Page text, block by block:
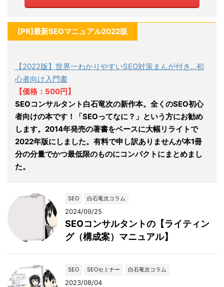
[PR]最新SEOマニュアル2022版
【2022版】世界一わかりやすいSEO対策まんが付き…初
心者向け入門書
【価格：500円】
SEOコンサルタント白石竜次の新作本。全くのSEO初心
者向けの本です！「SEOってなに？」という方にお勧め
します。2014年発売の著書をベースに大幅リライトで
2022年版にしました。有料で申し訳ありませんが本1冊
分の分量でかつ最低限のものにコンパクトにまとめまし
た。
SEO 白石竜次コラム
2024/09/25
SEOコンサルタントの【ライティン
グ（構成案）マニュアル】
SEO SEOセミナー 白石竜次コラム
2023/08/04